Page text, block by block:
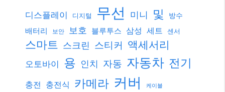
디스플레이 디지털 무선 미니 및 방수
배터리 보안 보호 블루투스 삼성 세트 센서
스마트 스크린 스티커 액세서리
오토바이 용 인치 자동 자동차 전기
충전 충전식 카메라 커버 케이블